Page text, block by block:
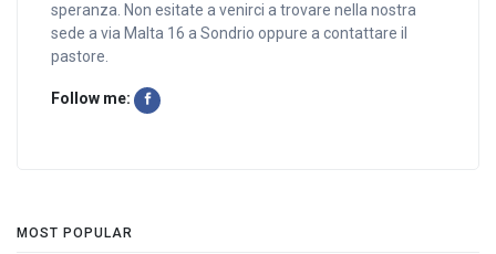
speranza. Non esitate a venirci a trovare nella nostra
sede a via Malta 16 a Sondrio oppure a contattare il
pastore.
Follow me:
MOST POPULAR